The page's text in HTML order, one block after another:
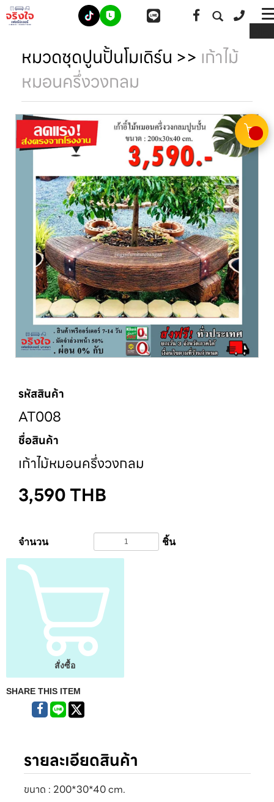
หมวดชุดปูนปั้นโมเดิร์น >> เก้าไม้
หมอนครึ่งวงกลม
รหัสสินค้า
AT008
ชื่อสินค้า
เก้าไม้หมอนครึ่งวงกลม
3,590THB
จำนวน ชิ้น
สั่งซื้อ
SHARE THIS ITEM
รายละเอียดสินค้า
ขนาด : 200*30*40 cm.